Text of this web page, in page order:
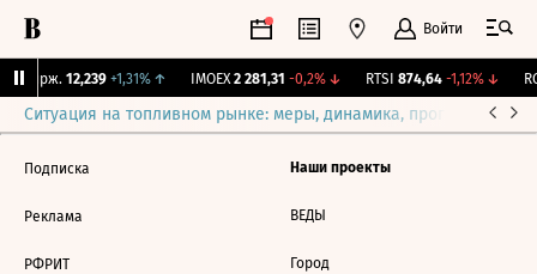
Войти
Бирж. 12,239 +1,31%↑ IMOEX 2 281,31 -0,2%↓ RTSI 874,64 -1,12%↓
Ситуация на топливном рынке: меры, динамика, прогнозы
Подписка
Реклама
РФРИТ
Наши проекты
ВЕДЫ
Город